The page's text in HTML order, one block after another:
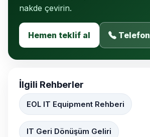
nakde çevirin.
Hemen teklif al Telefon
İlgili Rehberler
EOL IT Equipment Rehberi
IT Geri Dönüşüm Geliri